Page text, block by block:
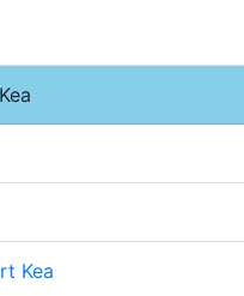
Kea